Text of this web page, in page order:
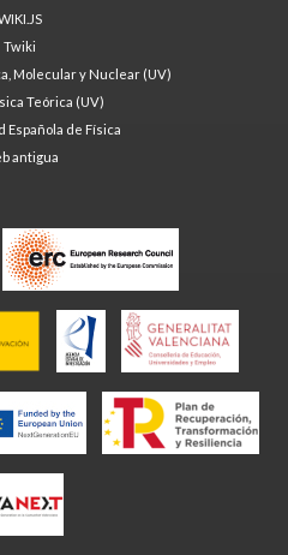
Twiki
Molecular y Nuclear (UV)
Teórica (UV)
Española de Física
antigua